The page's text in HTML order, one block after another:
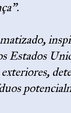
Estados